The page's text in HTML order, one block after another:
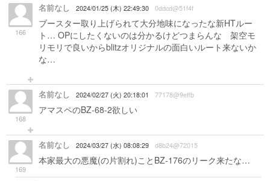
166
名前なし 2024/01/25 (木) 22:49:30 0ddcd@51f4f
ブースター取り上げられて大分地味になったな新HTルー
ト… OPにしたくないのは分かるけどつまらんな 架空モ
リモリで良いからblitzオリジナルの面白いルート来ないか
な…
168
名前なし 2024/02/27 (火) 20:18:01 77178@9effb
アマスペのBZ-68-2欲しい
169
名前なし 2024/03/27 (水) 08:08:29 d8b24@72015
本家最大の悪魔(の片割れ)ことBZ-176のリーク来たな…